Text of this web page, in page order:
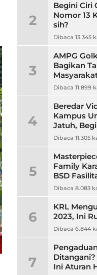
2
Begini Ciri
Nomor 13
sih?
Dibaca 13.345
3
AMPG
Bagikan
Dibaca 11.899
4
Beredar
Kampus
Jatuh,
Rektor
Dibaca 11.305
5
Family
BSD
Nyaman
Dibaca 8.083
6
KRL
2023, Ini
Dibaca 6.844
7
Ditangani?
Ini Aturan